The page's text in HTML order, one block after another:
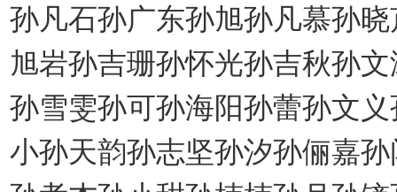
孙凡石孙广东孙旭孙凡慕孙
旭岩孙吉珊孙怀光孙吉秋孙
孙雪雯孙可孙海阳孙蕾孙文
小孙天韵孙志坚孙汐孙俪嘉